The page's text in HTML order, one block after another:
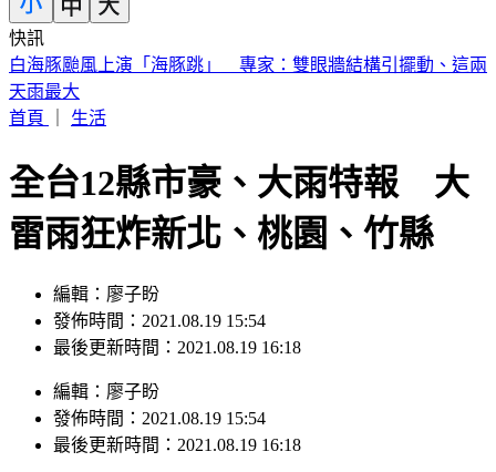
快訊
《半澤直樹》男星及川光博驚喜宣布再婚！妻子懷孕升格當爸
首頁｜ 生活
全台12縣市豪、大雨特報 大
雷雨狂炸新北、桃園、竹縣
發佈時間：2021.08.19 15:54
最後更新時間：2021.08.19 16:18
發佈時間：2021.08.19 15:54
最後更新時間： 2021.08.19 16:18